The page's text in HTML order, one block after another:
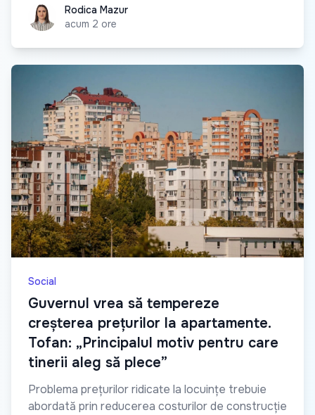
Rodica MazurRodica Mazur
acum 2 ore
Social
Guvernul vrea să tempereze
creșterea prețurilor la apartamente.
Tofan: „Principalul motiv pentru care
tinerii aleg să plece”
Problema prețurilor ridicate la locuințe trebuie
abordată prin reducerea costurilor de construcție